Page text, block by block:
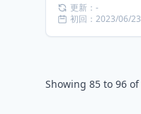
更新：-
初回：2023/06/23
Showing 85 to 96 of